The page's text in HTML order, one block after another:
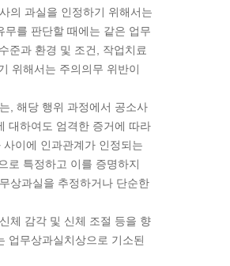
의 과실을 인정하기 위해서는
를 판단할 때에는 같은 업무
준과 환경 및 조건, 작업치료
위해서는 주의의무 위반이
, 해당 행위 과정에서 공소사
대하여도 엄격한 증거에 따라
이에 인과관계가 인정되는
로 특정하고 이를 증명하지
상과실을 추정하거나 단순한
체 감각 및 신체 조절 등을 향
업무상과실치상으로 기소된